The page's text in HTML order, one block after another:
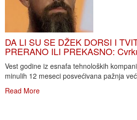
DA LI SU SE DŽEK DORSI I
PRERANO ILI PREKASNO:
Vest godine iz esnafa tehnoloških
minulih 12 meseci posvećivana pažnja
Read More